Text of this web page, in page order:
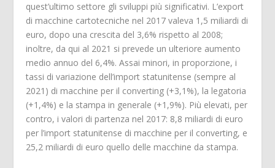
quest’ultimo settore gli sviluppi più significativi. L’export
di macchine cartotecniche nel 2017 valeva 1,5 miliardi di
euro, dopo una crescita del 3,6% rispetto al 2008;
inoltre, da qui al 2021 si prevede un ulteriore aumento
medio annuo del 6,4%. Assai minori, in proporzione, i
tassi di variazione dell’import statunitense (sempre al
2021) di macchine per il converting (+3,1%), la legatoria
(+1,4%) e la stampa in generale (+1,9%). Più elevati, per
contro, i valori di partenza nel 2017: 8,8 miliardi di euro
per l’import statunitense di macchine per il converting, e
25,2 miliardi di euro quello delle macchine da stampa.